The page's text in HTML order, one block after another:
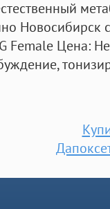
Новосибирск
Female Цена: